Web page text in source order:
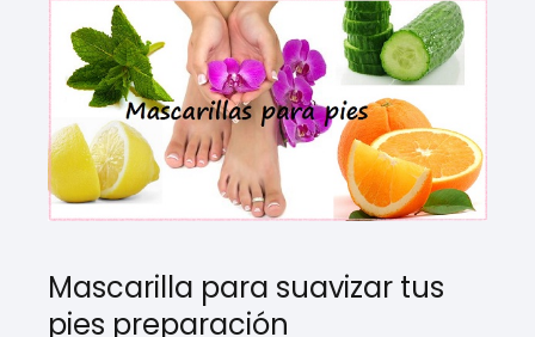
Mascarilla para suavizar tus
pies preparación